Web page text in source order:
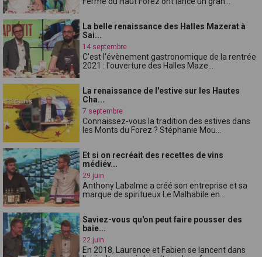
La belle renaissance des Halles Mazerat à
Sai...
14 septembre
C'est l'évènement gastronomique de la rentrée
2021 : l'ouverture des Halles Maze...
La renaissance de l'estive sur les Hautes
Cha...
7 septembre
Connaissez-vous la tradition des estives dans
les Monts du Forez ? Stéphanie Mou...
Et si on recréait des recettes de vins
médiév...
29 juin
Anthony Labalme a créé son entreprise et sa
marque de spiritueux Le Malhabile en...
Saviez-vous qu'on peut faire pousser des
baie...
22 juin
En 2018, Laurence et Fabien se lancent dans